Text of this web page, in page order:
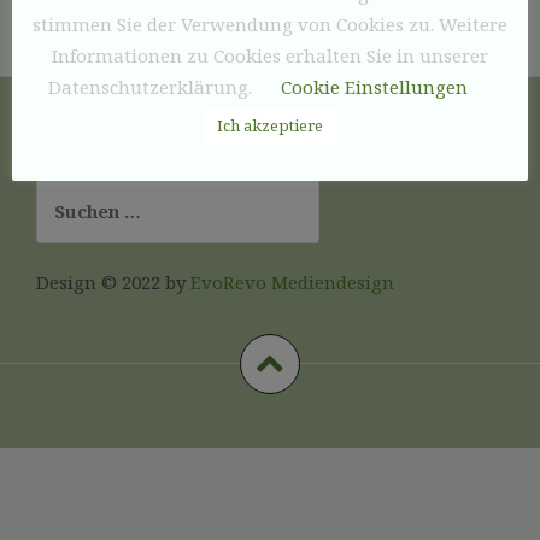
nach:
Design © 2022 by EvoRevo Mediendesign
stimmen Sie der Verwendung von Cookies zu. Weitere
Informationen zu Cookies erhalten Sie in unserer
Datenschutzerklärung.
Cookie Einstellungen
Ich akzeptiere